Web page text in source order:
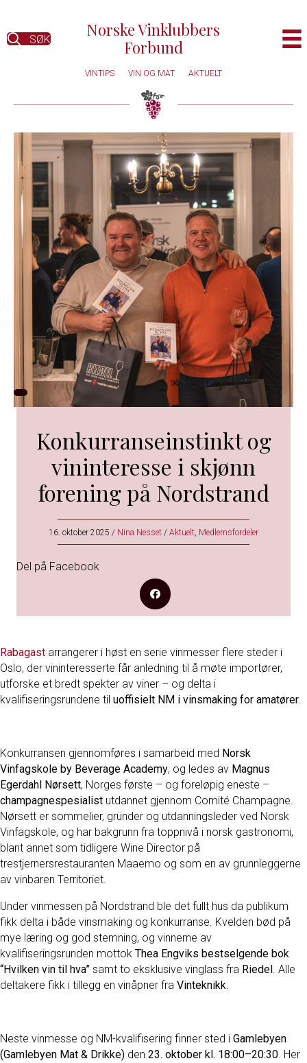
SØK
Norske Vinklubbers
Forbund
VINTIPS VIN OG MAT AKTUELT
Konkurranseinstinkt og
vininteresse i skjønn
forening på Nordstrand
16. oktober 2025 / Nina Nesset / Aktuelt, Medlemsfordeler
Del på Facebook
Rabagast arrangerer i høst en serie vinmesser flere steder i
Oslo, der vininteresserte får anledning til å møte importører,
utforske et bredt spekter av viner – og delta i
kvalifiseringsrundene til uoffisielt NM i vinsmaking for amatører.
Konkurransen gjennomføres i samarbeid med Norsk
Vinfagskole by Beverage Academy, og ledes av Magnus
Egerdahl Nørsett, Norges første – og foreløpig eneste –
champagnespesialist utdannet gjennom Comité Champagne.
Nørsett er sommelier, gründer og utdanningsleder ved Norsk
Vinfagskole, og har bakgrunn fra toppnivå i norsk gastronomi,
blant annet som tidligere Wine Director på
trestjernersrestauranten Maaemo og som en av grunnleggerne
av vinbaren Territoriet.
Under vinmessen på Nordstrand ble det fullt hus da publikum
fikk delta i både vinsmaking og konkurranse. Kvelden bød på
mye læring og god stemning, og vinnerne av
kvalifiseringsrunden mottok Thea Engviks bestselgende bok
“Hvilken vin til hva” samt to eksklusive vinglass fra Riedel. Alle
deltakere fikk i tillegg en vinåpner fra Vinteknikk.
Neste vinmesse og NM-kvalifisering finner sted i Gamlebyen
(Gamlebyen Mat & Drikke) den 23. oktober kl. 18:00–20:30. Her